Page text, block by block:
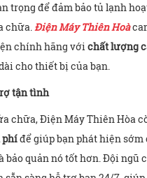
trọng để đảm bảo tủ lạnh
chữa.Điện Máy Thiên Hoà
chính hãng vớichất lượng
cho thiết bị của bạn.
tận tình
chữa, Điện Máy Thiên Hòa
phíđể giúp bạn phát hiện sớm
bảo quản nó tốt hơn. Đội ngũ